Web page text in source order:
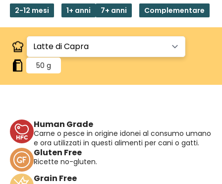
2-12 mesi 1+ anni 7+ anni Complementare
50 g
Human Grade
Carne o pesce in origine idonei al consumo umano
e ora utilizzati in questi alimenti per cani o gatti.
Gluten Free
Ricette no-gluten.
Grain Free